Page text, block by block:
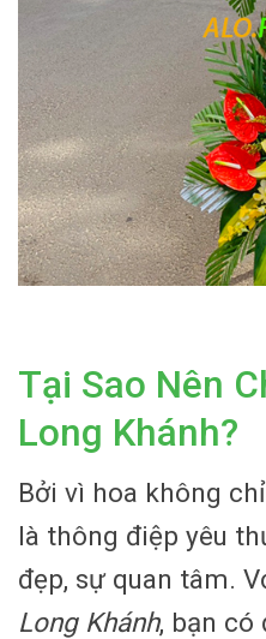
Tại Sao Nên
Long Khánh?
Bởi vì hoa không
là thông điệp yêu
đẹp, sự quan tâm.
Long Khánh, bạn có